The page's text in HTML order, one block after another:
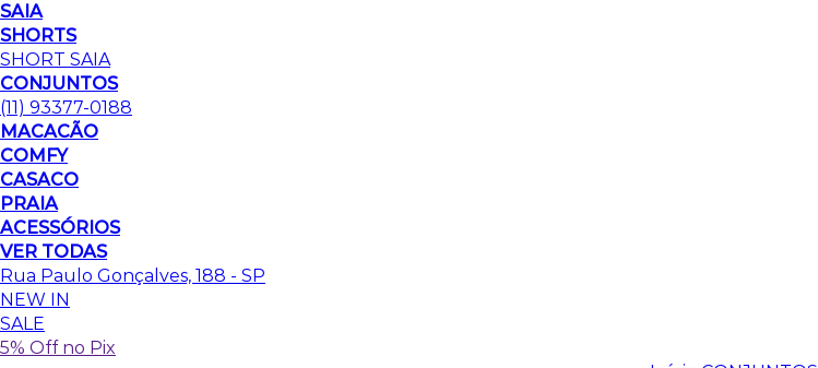
SAIA
SHORTS
SHORT SAIA
CONJUNTOS
(11) 93377-0188
MACACÃO
COMFY
CASACO
PRAIA
ACESSÓRIOS
VER TODAS
Rua Paulo Gonçalves, 188 - SP
NEW IN
SALE
5% Off no Pix